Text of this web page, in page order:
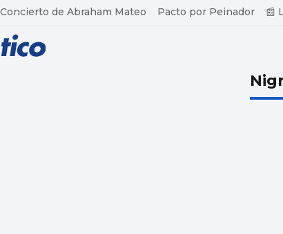
Concierto de Abraham Mateo Pacto por Peinador 📰